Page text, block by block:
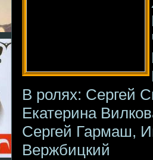
В ролях: Сергей
Екатерина
Сергей Гармаш,
Вержбицкий